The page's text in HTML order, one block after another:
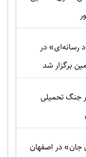
در
برگزار شد
جنگ تحمیلی
جان» در اصفهان